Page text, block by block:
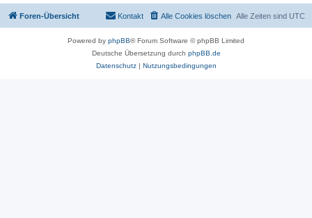
Foren-Übersicht Alle Zeiten sind UTC
Alle Cookies löschen
Kontakt
Powered by phpBB® Forum Software © phpBB Limited
Deutsche Übersetzung durch phpBB.de
Datenschutz| Nutzungsbedingungen